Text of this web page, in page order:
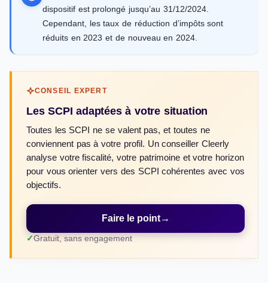
dispositif est prolongé jusqu’au 31/12/2024.
Cependant, les taux de réduction d’impôts sont
réduits en 2023 et de nouveau en 2024.
CONSEIL EXPERT
Les SCPI adaptées à votre situation
Toutes les SCPI ne se valent pas, et toutes ne
conviennent pas à votre profil. Un conseiller Cleerly
analyse votre fiscalité, votre patrimoine et votre horizon
pour vous orienter vers des SCPI cohérentes avec vos
objectifs.
Faire le point→
Gratuit, sans engagement